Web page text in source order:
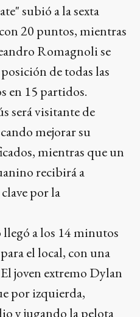
de todas las
en 15 partidos.
será visitante de
mejorar su
mientras que un
recibirá a
por la
a los 14 minutos
el local, con una
joven extremo Dylan
por izquierda,
y jugando la pelota